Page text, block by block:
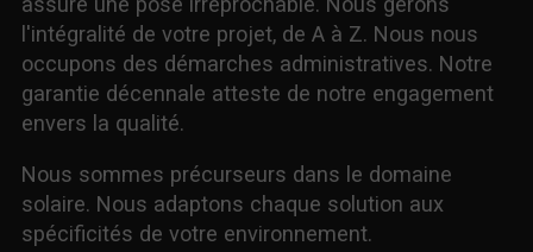
l'intégralité de votre projet, de A à Z. Nous nous
occupons des démarches administratives. Notre
garantie décennale atteste de notre engagement
envers la qualité.
Nous sommes précurseurs dans le domaine
solaire. Nous adaptons chaque solution aux
spécificités de votre environnement.